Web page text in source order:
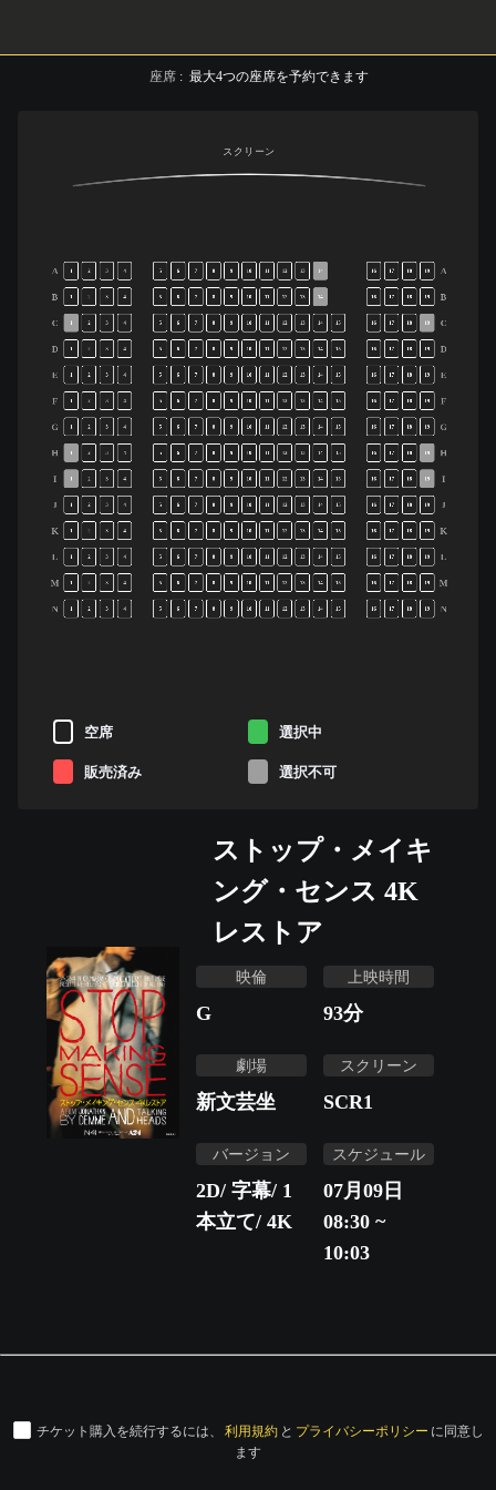
座席 : 最大4つの座席を予約できます
スクリーン
A
B
C
D
E
F
G
H
I
J
K
L
M
N
A
B
C
D
E
F
G
H
I
J
K
L
M
N
1 2 3 4 5 6 7 8 9 10 11 12 13 14 16 17 18 19
1 2 3 4 5 6 7 8 9 10 11 12 13 14 16 17 18 19
1 2 3 4 5 6 7 8 9 10 11 12 13 14 15 16 17 18 19
1 2 3 4 5 6 7 8 9 10 11 12 13 14 15 16 17 18 19
2 3 4 5 6 7 8 9 10 12 13 14 15 16 17 18 19
1 2 3 4 5 6 7 8 9 10 11 12 13 14 15 16 17 18 19
2 3 4 5 6 7 8 9 10 12 13 14 15 16 17 18 19
1 2 3 4 5 6 7 8 9 10 11 12 13 14 15 16 17 18 19
2 3 5 6 7 9 10 11 12 13 14 15 16 17 18
1 2 3 4 5 6 7 8 9 10 11 12 13 14 15 16 17 18 19
1 2 3 4 5 6 7 8 9 10 11 12 13 14 15 16 17 18 19
1 2 3 4 5 6 7 8 9 10 11 12 13 14 15 16 17 18 19
1 2 3 4 5 6 7 8 9 10 11 12 13 14 15 16 17 18 19
1 2 3 4 5 6 7 8 9 10 12 13 14 15 16 17 18 19
空席 選択中
販売済み 選択不可
ストップ・メイキ
ング・センス 4K
レストア
映倫
G
上映時間
93分
劇場
新文芸坐
スクリーン
SCR1
バージョン
2D/ 字幕/ 1
本立て/ 4K
スケジュール
07月09日
08:30 ~
10:03
チケット購入を続行するには、 利用規約 と プライバシーポリシー に同意し
ます